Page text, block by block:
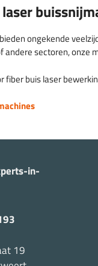
ongekende
sectoren, onze
fiber buis laser
19